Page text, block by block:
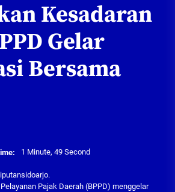
Kesadaran
Gelar
Bersama
1 Minute, 49 Second
Pajak Daerah (BPPD) menggelar